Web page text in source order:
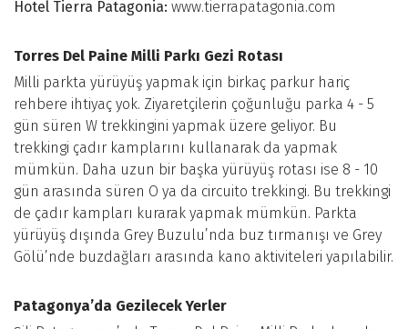
Hotel Tierra Patagonia: www.tierrapatagonia.com
Torres Del Paine Milli Parkı Gezi Rotası
Milli parkta yürüyüş yapmak için birkaç parkur hariç
rehbere ihtiyaç yok. Ziyaretçilerin çoğunluğu parka 4 - 5
gün süren W trekkingini yapmak üzere geliyor. Bu
trekkingi çadır kamplarını kullanarak da yapmak
mümkün. Daha uzun bir başka yürüyüş rotası ise 8 - 10
gün arasında süren O ya da circuito trekkingi. Bu trekkingi
de çadır kampları kurarak yapmak mümkün. Parkta
yürüyüş dışında Grey Buzulu’nda buz tırmanışı ve Grey
Gölü’nde buzdağları arasında kano aktiviteleri yapılabilir.
Patagonya’da Gezilecek Yerler